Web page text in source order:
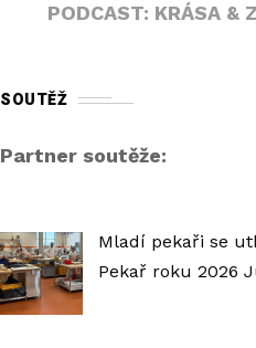
PODCAST: KRÁSA &
SOUTĚŽ
Partner soutěže:
Mladí pekaři se
Pekař roku 2026